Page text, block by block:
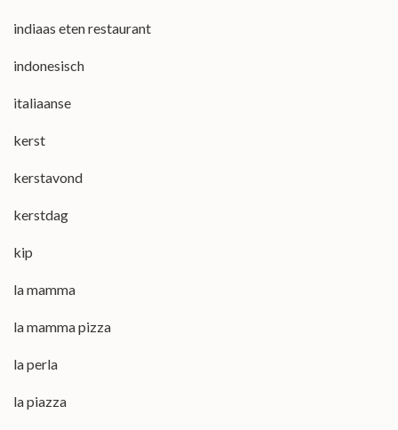
indiaas eten restaurant
indonesisch
italiaanse
kerst
kerstavond
kerstdag
kip
la mamma
la mamma pizza
la perla
la piazza